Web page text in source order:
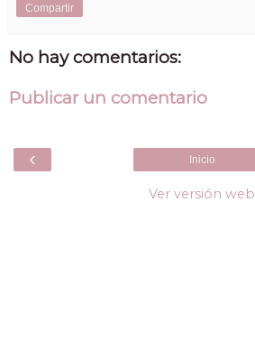
Compartir
No hay comentarios:
Publicar un comentario
‹ Inicio
Ver versión web